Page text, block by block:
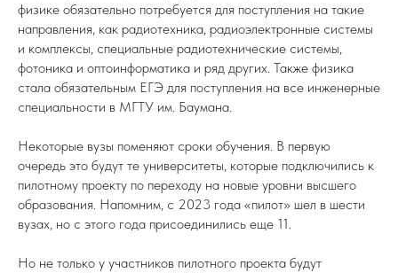
физике обязательно потребуется для поступления на такие
направления, как радиотехника, радиоэлектронные системы
и комплексы, специальные радиотехнические системы,
фотоника и оптоинформатика и ряд других. Также физика
стала обязательным ЕГЭ для поступления на все инженерные
специальности в МГТУ им. Баумана.
Некоторые вузы поменяют сроки обучения. В первую
очередь это будут те университеты, которые подключились к
пилотному проекту по переходу на новые уровни высшего
образования. Напомним, с 2023 года «пилот» шел в шести
вузах, но с этого года присоединились еще 11.
Но не только у участников пилотного проекта будут